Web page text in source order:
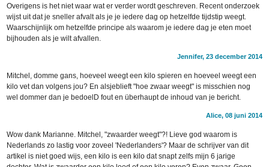
Overigens is het niet waar wat er verder wordt geschreven. Recent onderzoek
wijst uit dat je sneller afvalt als je je iedere dag op hetzelfde tijdstip weegt.
Waarschijnlijk om hetzelfde principe als waarom je iedere dag je eten moet
bijhouden als je wilt afvallen.
Jennifer, 23 december 2014
Mitchel, domme gans, hoeveel weegt een kilo spieren en hoeveel weegt een
kilo vet dan volgens jou? En alsjeblieft "hoe zwaar weegt" is misschien nog
wel dommer dan je bedoelD fout en überhaupt de inhoud van je bericht.
Alice, 08 juni 2014
Wow dank Marianne. Mitchel, "zwaarder weegt"?! Lieve god waarom is
Nederlands zo lastig voor zoveel 'Nederlanders'? Maar de schrijver van dit
artikel is niet goed wijs, een kilo is een kilo dat snapt zelfs mijn 6 jarige